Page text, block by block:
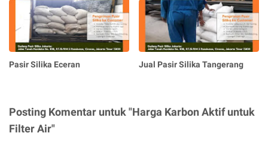
Pasir Silika Eceran Jual Pasir Silika Tangerang
Posting Komentar untuk "Harga Karbon Aktif untuk
Filter Air"